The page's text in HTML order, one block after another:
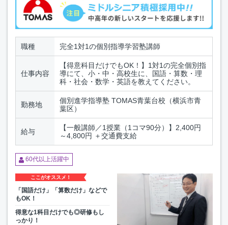
職種 完全1対1の個別指導学習塾講師
仕事内容
【得意科目だけでもOK！】1対1の完全個別指
導にて、小・中・高校生に、国語・算数・理
科・社会・数学・英語を教えてください。
勤務地
個別進学指導塾 TOMAS青葉台校（横浜市青
葉区）
給与
【一般講師／1授業（1コマ90分）】2,400円
～4,800円 ＋交通費支給
60代以上活躍中
ここがオススメ！
「国語だけ」「算数だけ」などで
もOK！
得意な1科目だけでも◎研修もし
っかり！